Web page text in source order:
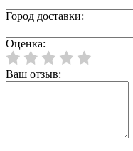
Город доставки:
Оценка:
Ваш отзыв: